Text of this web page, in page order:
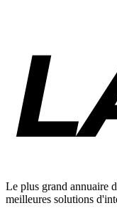
Le plus grand annuaire
meilleures solutions